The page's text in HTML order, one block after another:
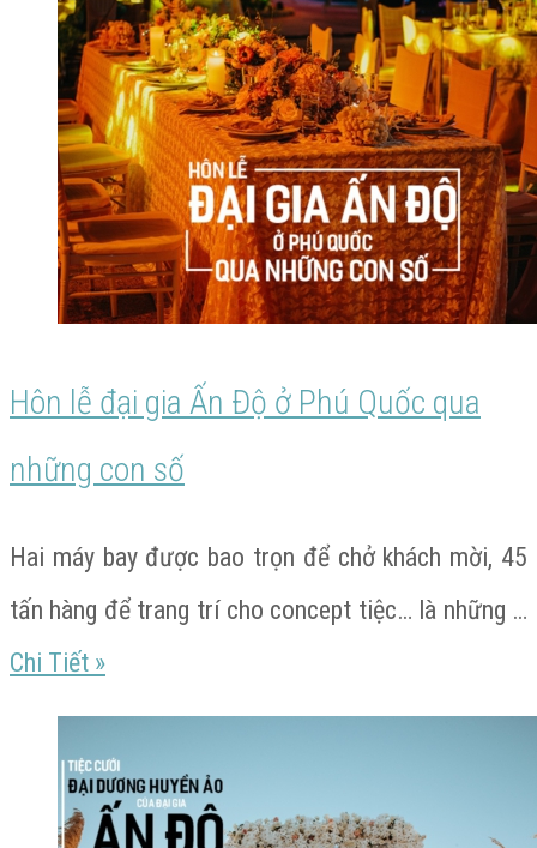
nhiệt
đới
của
cặp
doanh
nhân
Ấn
Độ
Phú
Quốc
Hôn lễ đại gia Ấn Độ ở Phú Quốc qua
những con số
Hai máy bay được bao trọn để chở khách mời, 45
tấn hàng để trang trí cho concept tiệc… là những …
Chi Tiết Hôn
lễ
đại
gia
»